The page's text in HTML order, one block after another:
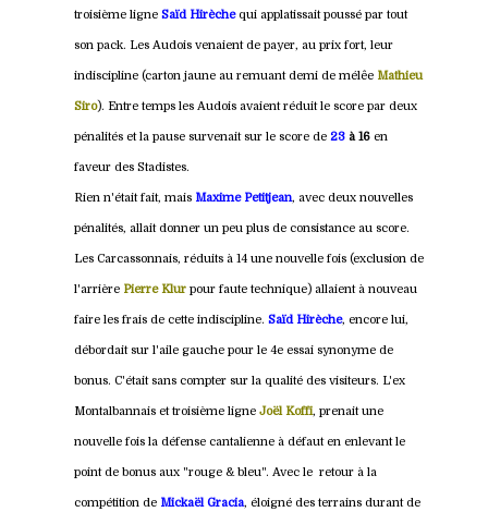
troisième ligne Saïd Hirèche qui applatissait poussé par tout
son pack. Les Audois venaient de payer, au prix fort, leur
indiscipline (carton jaune au remuant demi de mélêe Mathieu
Siro). Entre temps les Audois avaient réduit le score par deux
pénalités et la pause survenait sur le score de 23 à 16 en
faveur des Stadistes.
Rien n'était fait, mais Maxime Petitjean, avec deux nouvelles
pénalités, allait donner un peu plus de consistance au score.
Les Carcassonnais, réduits à 14 une nouvelle fois (exclusion de
l'arrière Pierre Klur pour faute technique) allaient à nouveau
faire les frais de cette indiscipline. Saïd Hirèche, encore lui,
débordait sur l'aile gauche pour le 4e essai synonyme de
bonus. C'était sans compter sur la qualité des visiteurs. L'ex
Montalbannais et troisième ligne Joël Koffi, prenait une
nouvelle fois la défense cantalienne à défaut en enlevant le
point de bonus aux "rouge & bleu". Avec le retour à la
compétition de Mickaël Gracia, éloigné des terrains durant de